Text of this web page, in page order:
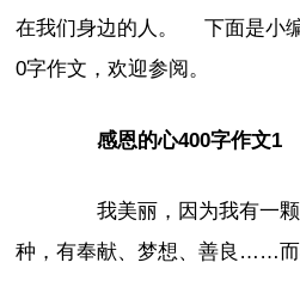
在我们身边的人。 下面是小
0字作文，欢迎参阅。
感恩的心400字作文1
我美丽，因为我有一颗
种，有奉献、梦想、善良……而